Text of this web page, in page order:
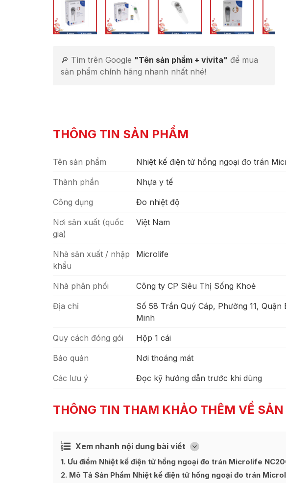
🔎 Tìm trên Google "Tên sản phẩm + vivita" để mua
sản phẩm chính hãng nhanh nhất nhé!
THÔNG TIN SẢN PHẨM
Tên sản phẩm Nhiệt kế điện tử hồng ngoại đo trán
Thành phần Nhựa y tế
Công dụng Đo nhiệt độ
Nơi sản xuất (quốc
gia)
Việt Nam
Nhà sản xuất / nhập
khẩu
Microlife
Nhà phân phối Công ty CP Siêu Thị Sống Khoẻ
Địa chỉ
Số 58 Trần Quý Cáp, Phường 11,
Minh
Quy cách đóng gói Hộp 1 cái
Bảo quản Nơi thoáng mát
Các lưu ý Đọc kỹ hướng dẫn trước khi dùng
THÔNG TIN THAM KHẢO THÊM VỀ
Xem nhanh nội dung bài viết [
Ẩn
1 Ưu điểm Nhiệt kế điện tử hồng ngoại đo trán Microlife
2 Mô Tả Sản Phẩm Nhiệt kế điện tử hồng ngoại đo trán